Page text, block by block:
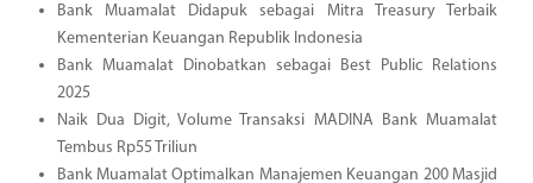
Bank Muamalat Didapuk sebagai Mitra Treasury Terbaik
Kementerian Keuangan Republik Indonesia
Bank Muamalat Dinobatkan sebagai Best Public Relations
2025
Naik Dua Digit, Volume Transaksi MADINA Bank Muamalat
Tembus Rp55 Triliun
Bank Muamalat Optimalkan Manajemen Keuangan 200 Masjid